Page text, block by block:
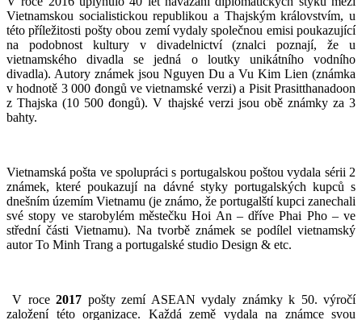
Vietnamskou socialistickou republikou a Thajským královstvím, u
této příležitosti pošty obou zemí vydaly společnou emisi poukazující
na podobnost kultury v divadelnictví (znalci poznají, že u
vietnamského divadla se jedná o loutky unikátního vodního
divadla). Autory známek jsou Nguyen Du a Vu Kim Lien (známka
v hodnotě 3 000 đongů ve vietnamské verzi) a Pisit Prasitthanadoon
z Thajska (10 500 đongů). V thajské verzi jsou obě známky za 3
bahty.
Vietnamská pošta ve spolupráci s portugalskou poštou vydala sérii 2
známek, které poukazují na dávné styky portugalských kupců s
dnešním územím Vietnamu (je známo, že portugalští kupci zanechali
své stopy ve starobylém městečku Hoi An – dříve Phai Pho – ve
střední části Vietnamu). Na tvorbě známek se podílel vietnamský
autor To Minh Trang a portugalské studio Design & etc.
V roce2017 pošty zemí ASEAN vydaly známky k 50. výročí
založení této organizace. Každá země vydala na známce svou